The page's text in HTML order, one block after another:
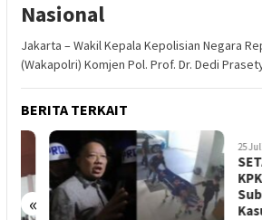
Nasional
Jakarta – Wakil Kepala Kepolisian Negara
(Wakapolri) Komjen Pol. Prof. Dr. Dedi
BERITA TERKAIT
«
25 Juli 2026
KPK
Kasus